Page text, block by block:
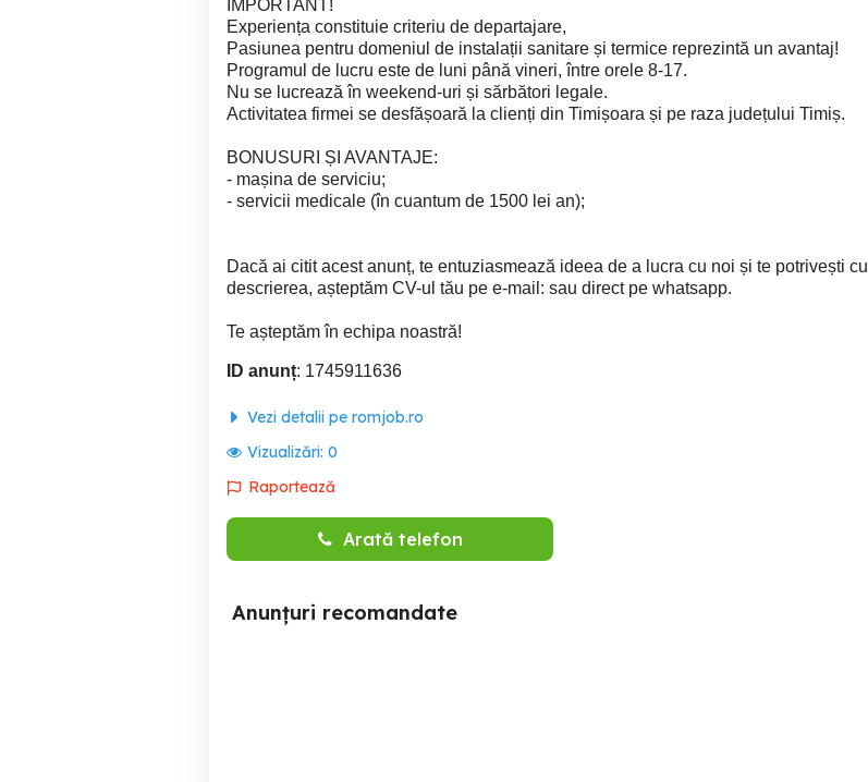
IMPORTANT!
Experiența constituie criteriu de departajare,
Pasiunea pentru domeniul de instalații sanitare și termice reprezintă un avantaj!
Programul de lucru este de luni până vineri, între orele 8-17.
Nu se lucrează în weekend-uri și sărbători legale.
Activitatea firmei se desfășoară la clienți din Timișoara și pe raza județului Timiș.
BONUSURI ȘI AVANTAJE:
- mașina de serviciu;
- servicii medicale (în cuantum de 1500 lei an);
Dacă ai citit acest anunț, te entuziasmează ideea de a lucra cu noi și te potrivești cu
descrierea, așteptăm CV-ul tău pe e-mail: sau direct pe whatsapp.
Te așteptăm în echipa noastră!
ID anunț: 1745911636
Vezi detalii pe romjob.ro
Vizualizări: 0
Raportează
Arată telefon
Anunțuri recomandate